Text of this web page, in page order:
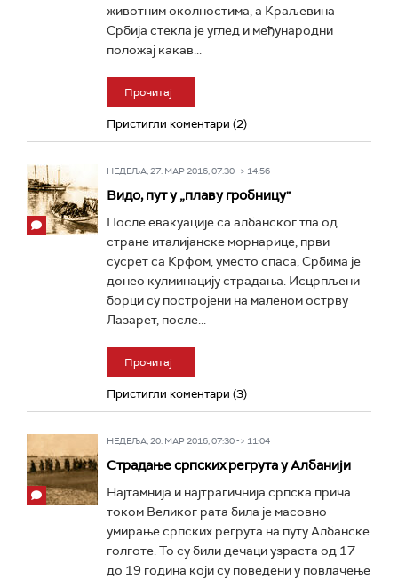
животним околностима, а Краљевина
Србија стекла је углед и међународни
положај какав...
Прочитај
Пристигли коментари (2)
НЕДЕЉА, 27. МАР 2016, 07:30 -> 14:56
Видо, пут у „плаву гробницу"
После евакуације са албанског тла од
стране италијанске морнарице, први
сусрет са Крфом, уместо спаса, Србима је
донео кулминацију страдања. Исцрпљени
борци су постројени на маленом острву
Лазарет, после...
Прочитај
Пристигли коментари (3)
НЕДЕЉА, 20. МАР 2016, 07:30 -> 11:04
Страдање српских регрута у Албанији
Најтамнија и најтрагичнија српска прича
током Великог рата била је масовно
умирање српских регрута на путу Албанске
голготе. То су били дечаци узраста од 17
до 19 година који су поведени у повлачење